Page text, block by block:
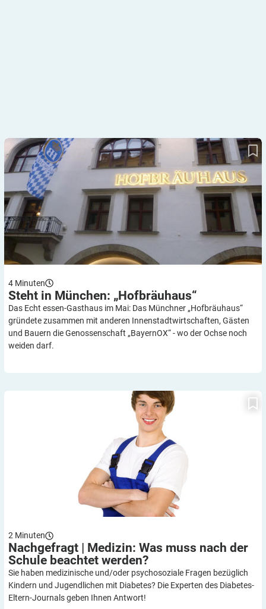
Steht in München: „Hofbräuhaus“
4 Minuten
Steht in München: „Hofbräuhaus“
Das Echt essen-Gasthaus im Mai: Das Münchner „Hofbräuhaus“
gründete zusammen mit anderen Innenstadtwirtschaften, Gästen
und Bauern die Genossenschaft „BayernOX“ - wo der Ochse noch
weiden darf.
Nachgefragt | Medizin: Was muss nach der Schule beachtet
werden?
2 Minuten
Nachgefragt | Medizin: Was muss nach der
Schule beachtet werden?
Sie haben medizinische und/oder psychosoziale Fragen bezüglich
Kindern und Jugendlichen mit Diabetes? Die Experten des Diabetes-
Eltern-Journals geben Ihnen Antwort!